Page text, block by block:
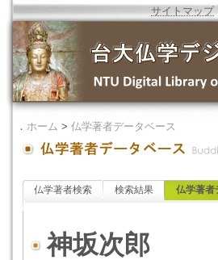
サイトマップ
． ホーム > 仏学著者データベース
仏学著者検索 検索結果 仏学著者
神坂次郎